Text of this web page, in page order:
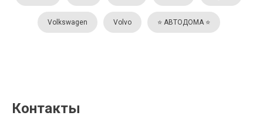
Volkswagen Volvo ⭐️ АВТОДОМА ⭐️
Контакты